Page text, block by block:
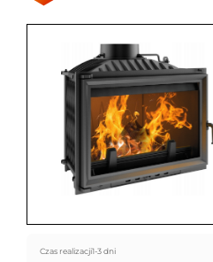
Czas realizacji1-3 dni